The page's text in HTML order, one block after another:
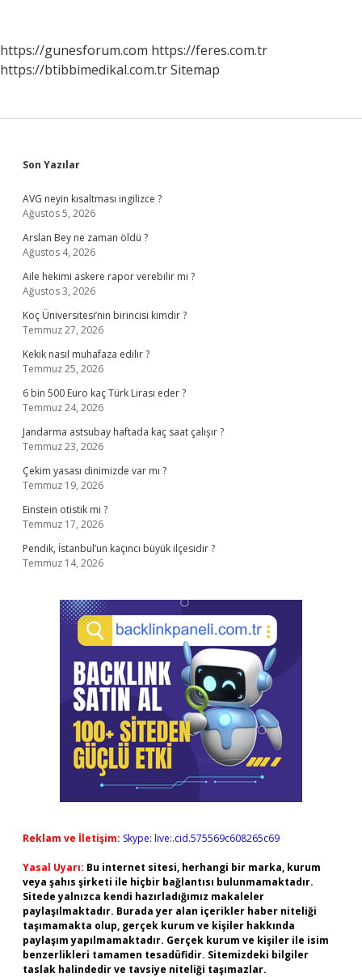
https://gunesforum.com https://feres.com.tr
https://btibbimedikal.com.trSitemap
Sidebar
Son Yazılar
AVG neyin kısaltması ingilizce ?
Ağustos 5, 2026
Arslan Bey ne zaman öldü ?
Ağustos 4, 2026
Aile hekimi askere rapor verebilir mi ?
Ağustos 3, 2026
Koç Üniversitesi’nin birincisi kimdir ?
Temmuz 27, 2026
Kekik nasıl muhafaza edilir ?
Temmuz 25, 2026
6 bin 500 Euro kaç Türk Lirası eder ?
Temmuz 24, 2026
Jandarma astsubay haftada kaç saat çalışır ?
Temmuz 23, 2026
Çekim yasası dinimizde var mı ?
Temmuz 19, 2026
Einstein otistik mi ?
Temmuz 17, 2026
Pendik, İstanbul’un kaçıncı büyük ilçesidir ?
Temmuz 14, 2026
Reklam ve İletişim: Skype: live:.cid.575569c608265c69
Yasal Uyarı: Bu internet sitesi, herhangi bir marka, kurum
veya şahıs şirketi ile hiçbir bağlantısı bulunmamaktadır.
Sitede yalnızca kendi hazırladığımız makaleler
paylaşılmaktadır. Burada yer alan içerikler haber niteliği
taşımamakta olup, gerçek kurum ve kişiler hakkında
paylaşım yapılmamaktadır. Gerçek kurum ve kişiler ile isim
benzerlikleri tamamen tesadüfidir. Sitemizdeki bilgiler
taslak halindedir ve tavsiye niteliği taşımazlar.